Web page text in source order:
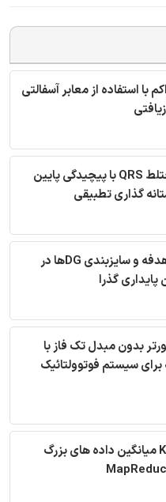
با استفاده از معابر آسفالتی
ترجمه مقاله آشکارساز مختلط QRS با پیچیدگی پایین
گذاری تطبیقی
ترجمه مقاله جایابی چندهدفه و سایزبندی DGها در
گذرا
بدون مبدل تک فاز با
سیستم فوتوولتائیک
ترجمه مقاله خوشه بندی K میانگین داده های بزرگ